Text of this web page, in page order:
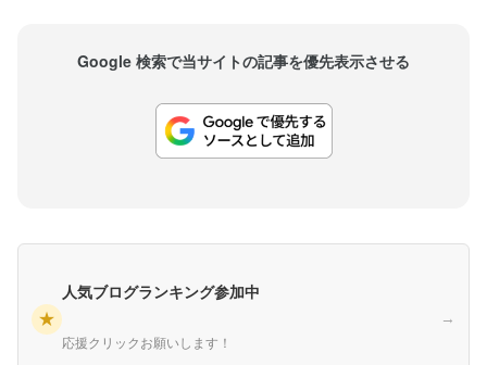
Google 検索で当サイトの記事を優先表示させる
★
人気ブログランキング参加中
応援クリックお願いします！
→